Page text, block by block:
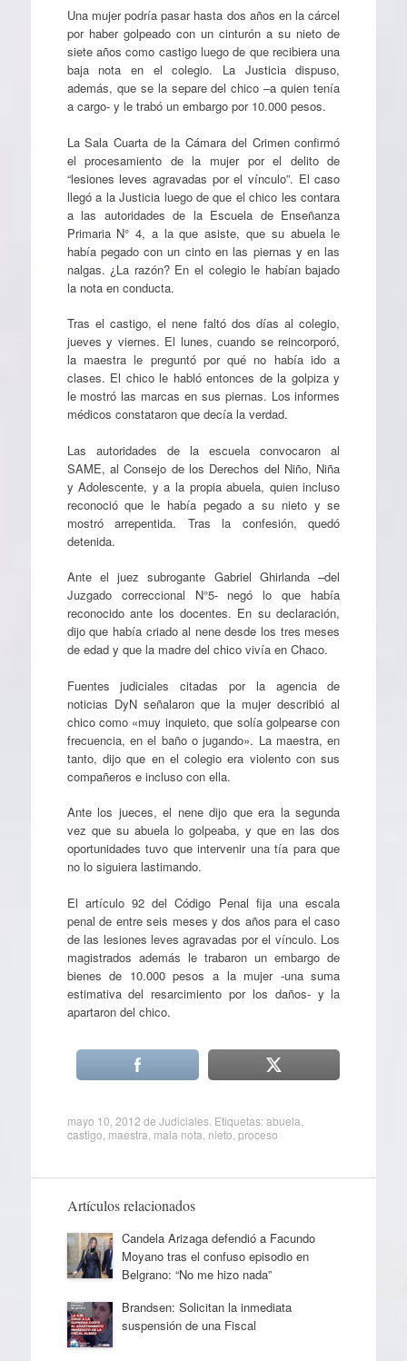
Una mujer podría pasar hasta dos años en la cárcel
por haber golpeado con un cinturón a su nieto de
siete años como castigo luego de que recibiera una
baja nota en el colegio. La Justicia dispuso,
además, que se la separe del chico –a quien tenía
a cargo- y le trabó un embargo por 10.000 pesos.
La Sala Cuarta de la Cámara del Crimen confirmó
el procesamiento de la mujer por el delito de
“lesiones leves agravadas por el vínculo”. El caso
llegó a la Justicia luego de que el chico les contara
a las autoridades de la Escuela de Enseñanza
Primaria N° 4, a la que asiste, que su abuela le
había pegado con un cinto en las piernas y en las
nalgas. ¿La razón? En el colegio le habían bajado
la nota en conducta.
Tras el castigo, el nene faltó dos días al colegio,
jueves y viernes. El lunes, cuando se reincorporó,
la maestra le preguntó por qué no había ido a
clases. El chico le habló entonces de la golpiza y
le mostró las marcas en sus piernas. Los informes
médicos constataron que decía la verdad.
Las autoridades de la escuela convocaron al
SAME, al Consejo de los Derechos del Niño, Niña
y Adolescente, y a la propia abuela, quien incluso
reconoció que le había pegado a su nieto y se
mostró arrepentida. Tras la confesión, quedó
detenida.
Ante el juez subrogante Gabriel Ghirlanda –del
Juzgado correccional N°5- negó lo que había
reconocido ante los docentes. En su declaración,
dijo que había criado al nene desde los tres meses
de edad y que la madre del chico vivía en Chaco.
Fuentes judiciales citadas por la agencia de
noticias DyN señalaron que la mujer describió al
chico como «muy inquieto, que solía golpearse con
frecuencia, en el baño o jugando». La maestra, en
tanto, dijo que en el colegio era violento con sus
compañeros e incluso con ella.
Ante los jueces, el nene dijo que era la segunda
vez que su abuela lo golpeaba, y que en las dos
oportunidades tuvo que intervenir una tía para que
no lo siguiera lastimando.
El artículo 92 del Código Penal fija una escala
penal de entre seis meses y dos años para el caso
de las lesiones leves agravadas por el vínculo. Los
magistrados además le trabaron un embargo de
bienes de 10.000 pesos a la mujer -una suma
estimativa del resarcimiento por los daños- y la
apartaron del chico.
mayo 10, 2012 de Judiciales. Etiquetas:abuela
castigo maestra mala nota nieto proceso
Artículos relacionados
Candela Arizaga defendió a Facundo
Moyano tras el confuso episodio en
Belgrano: “No me hizo nada”
Brandsen: Solicitan la inmediata
suspensión de una Fiscal